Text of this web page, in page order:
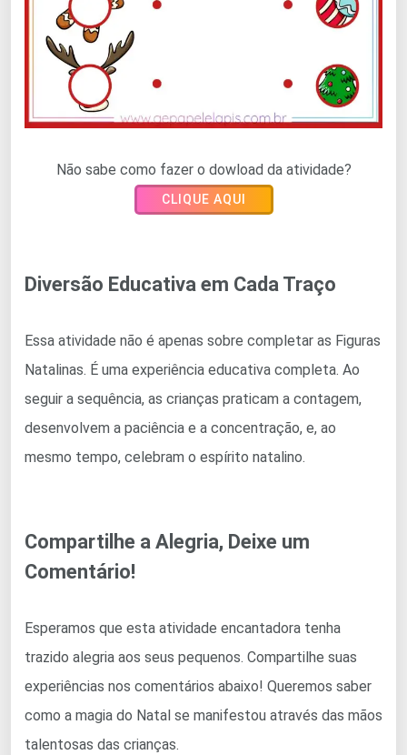
Não sabe como fazer o dowload da atividade?
CLIQUE AQUI
Diversão Educativa em Cada Traço
Essa atividade não é apenas sobre completar as Figuras
Natalinas. É uma experiência educativa completa. Ao
seguir a sequência, as crianças praticam a contagem,
desenvolvem a paciência e a concentração, e, ao
mesmo tempo, celebram o espírito natalino.
Compartilhe a Alegria, Deixe um
Comentário!
Esperamos que esta atividade encantadora tenha
trazido alegria aos seus pequenos. Compartilhe suas
experiências nos comentários abaixo! Queremos saber
como a magia do Natal se manifestou através das mãos
talentosas das crianças.